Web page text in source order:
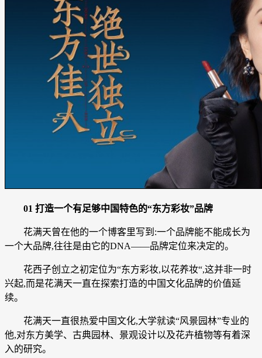
01 打造一个有足够中国特色的“东方彩妆”品牌
花满天曾在他的一个博客里写到:一个品牌能不能成长为
一个大品牌,往往是由它的DNA——品牌定位来决定的。
花西子创立之初定位为“东方彩妆,以花养妆“,这并非一时
兴起,而是花满天一直在探索打造的中国文化品牌的价值延
续。
花满天一直很热爱中国文化,大学就读“风景园林”专业的
他,对东方美学、古典园林、景观设计以及花卉植物等有着深
入的研究。